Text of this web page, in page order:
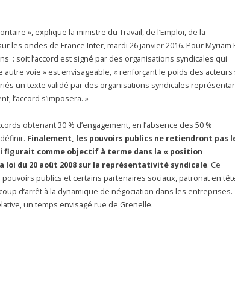
», explique la ministre du Travail, de l’Emploi, de la
les ondes de France Inter, mardi 26 janvier 2016. Pour Myriam
: soit l’accord est signé par des organisations syndicales qui
voie » est envisageable, « renforçant le poids des acteurs
un texte validé par des organisations syndicales
l’accord s’imposera. »
obtenant 30 % d’engagement, en l’absence des 50 %
Finalement, les pouvoirs publics ne retiendront pas
figurait comme objectif à terme dans la « position
loi du 20 août 2008 sur la représentativité syndicale. Ce
pouvoirs publics et certains partenaires sociaux, patronat en
d’arrêt à la dynamique de négociation dans les entreprises.
un temps envisagé rue de Grenelle.